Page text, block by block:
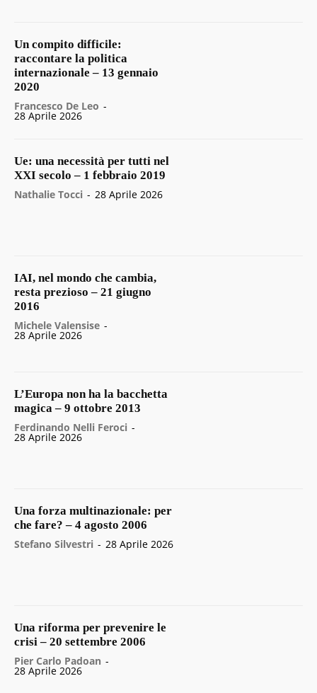
Un compito difficile:
raccontare la politica
internazionale – 13 gennaio
2020
Francesco De Leo -
28 Aprile 2026
Ue: una necessità per tutti nel
XXI secolo – 1 febbraio 2019
Nathalie Tocci - 28 Aprile 2026
IAI, nel mondo che cambia,
resta prezioso – 21 giugno
2016
Michele Valensise -
28 Aprile 2026
L’Europa non ha la bacchetta
magica – 9 ottobre 2013
Ferdinando Nelli Feroci -
28 Aprile 2026
Una forza multinazionale: per
che fare? – 4 agosto 2006
Stefano Silvestri - 28 Aprile 2026
Una riforma per prevenire le
crisi – 20 settembre 2006
Pier Carlo Padoan -
28 Aprile 2026